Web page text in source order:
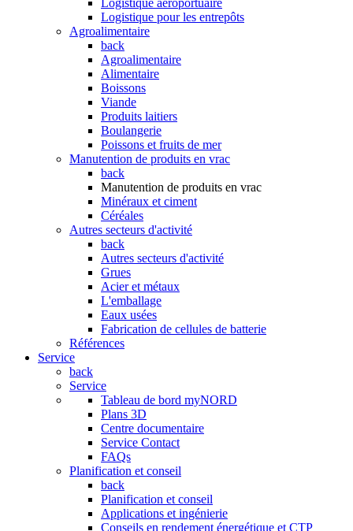
Logistique aéroportuaire
Logistique pour les entrepôts
Agroalimentaire
back
Agroalimentaire
Alimentaire
Boissons
Viande
Produits laitiers
Boulangerie
Poissons et fruits de mer
Manutention de produits en vrac
back
Manutention de produits en vrac
Minéraux et ciment
Céréales
Autres secteurs d'activité
back
Autres secteurs d'activité
Grues
Acier et métaux
L'emballage
Eaux usées
Fabrication de cellules de batterie
Références
Service
back
Service
Tableau de bord myNORD
Plans 3D
Centre documentaire
Service Contact
FAQs
Planification et conseil
back
Planification et conseil
Applications et ingénierie
Conseils en rendement énergétique et CTP